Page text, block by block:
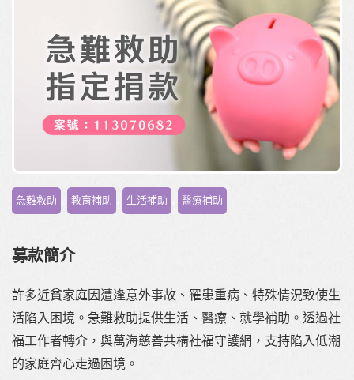
0
急難救助 教育補助 生活補助 醫療補助
募款簡介
許多近貧家庭因遭逢意外事故、罹患重病、特殊情況致使生
活陷入困境。急難救助提供生活、醫療、就學補助。透過社
福工作者轉介，與萬海慈善共構社福守護網，支持陷入低潮
的家庭齊心走過困境。